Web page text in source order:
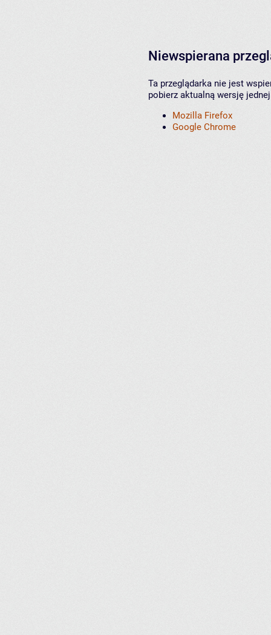
Niewspierana
Ta przeglądarka nie jest
pobierz aktualną wersję
Mozilla Firefox
Google Chrome